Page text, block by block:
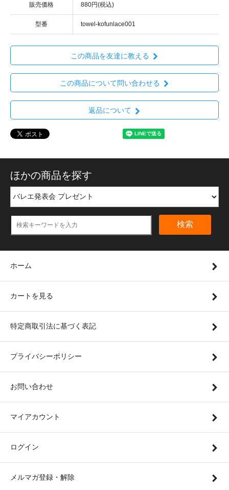
販売価格 880円(税込)
型番 towel-kofunlace001
この商品を友達に教える
この商品について問い合わせる
返品について
ほかの商品を探す
検索
ホーム
カートを見る
特定商取引法に基づく表記
プライバシーポリシー
お問い合わせ
マイアカウント
ログイン
メルマガ登録・解除